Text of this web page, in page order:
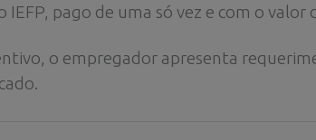
IEFP, pago de uma só vez e com o
o empregador apresenta